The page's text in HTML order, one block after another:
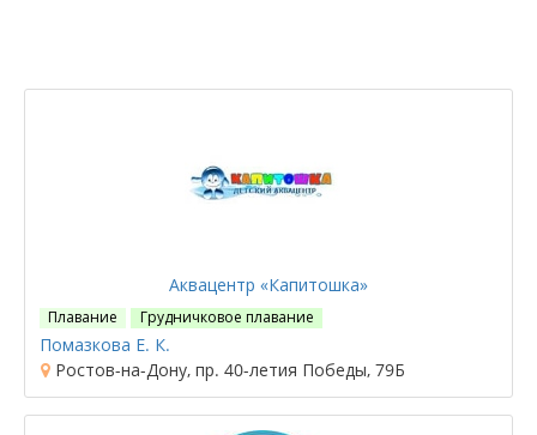
Аквацентр «Капитошка»
Плавание Грудничковое плавание
Помазкова Е. К.
Ростов-на-Дону, пр. 40-летия Победы, 79Б